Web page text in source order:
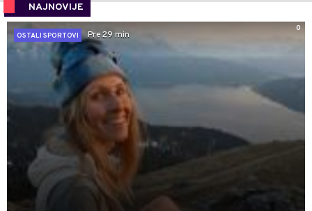
NAJNOVIJE
0
OSTALI SPORTOVI
Pre 29 min